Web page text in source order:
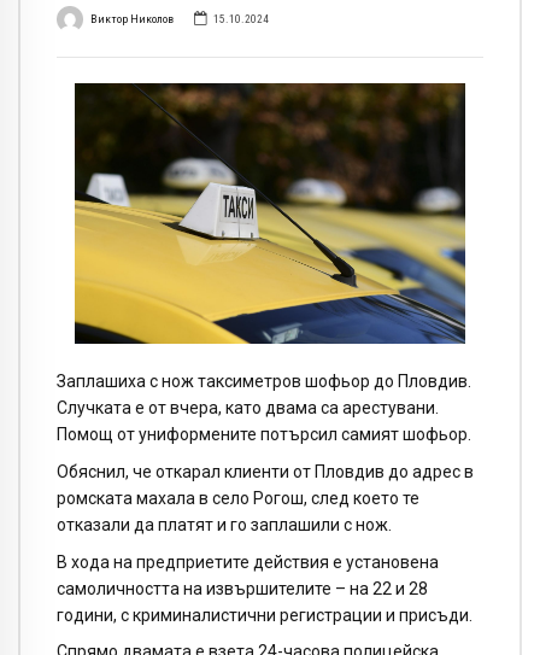
Виктор Николов 15.10.2024
Заплашиха с нож таксиметров шофьор до Пловдив.
Случката е от вчера, като двама са арестувани.
Помощ от униформените потърсил самият шофьор.
Обяснил, че откарал клиенти от Пловдив до адрес в
ромската махала в село Рогош, след което те
отказали да платят и го заплашили с нож.
В хода на предприетите действия е установена
самоличността на извършителите – на 22 и 28
години, с криминалистични регистрации и присъди.